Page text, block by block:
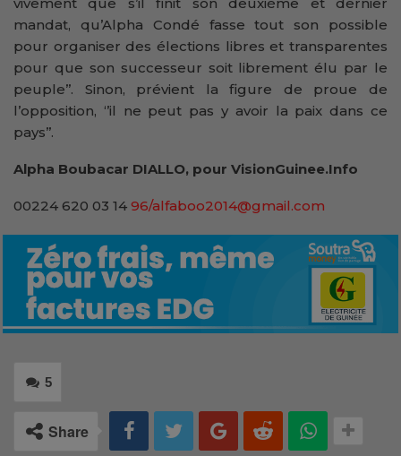
mandat, qu’Alpha Condé fasse tout son possible
pour organiser des élections libres et transparentes
pour que son successeur soit librement élu par le
peuple’’. Sinon, prévient la figure de proue de
l’opposition, ‘’il ne peut pas y avoir la paix dans ce
pays’’.
Alpha Boubacar DIALLO, pour VisionGuinee.Info
00224 620 03 14 96/alfaboo2014@gmail.com
5
Share